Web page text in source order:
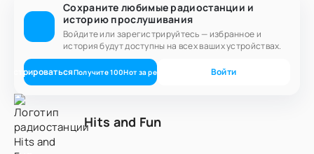
Сохраните любимые радиостанции и
историю прослушивания
Войдите или зарегистрируйтесь — избранное и
история будут доступны на всех ваших устройствах.
Получите100Нот за регистрацию Войти
Hits and Fun